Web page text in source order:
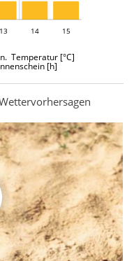
13 14 15
Temperatur [°C]
[h]